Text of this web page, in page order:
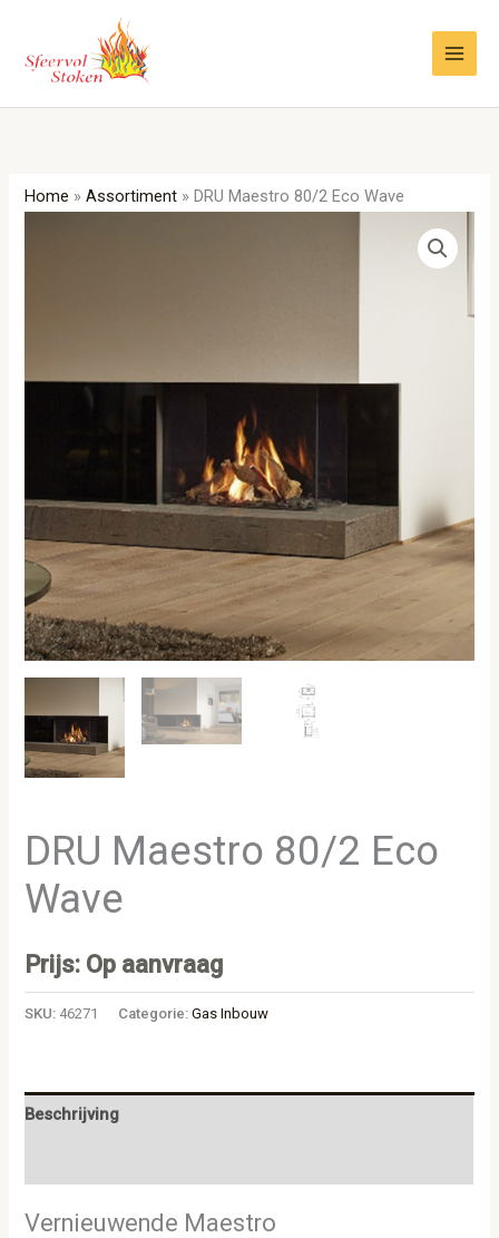
inhoud
Home »Assortiment » DRU Maestro 80/2 Eco Wave
DRU Maestro 80/2 Eco
Wave
Prijs: Op aanvraag
SKU: 46271 Categorie:Gas Inbouw
Beschrijving
Vernieuwende Maestro